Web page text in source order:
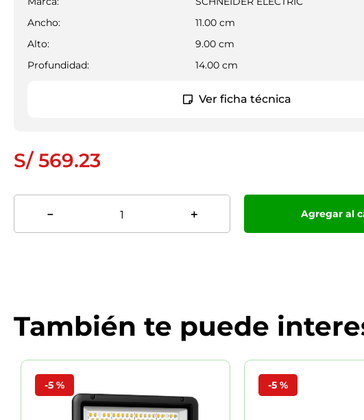
Ancho:
11.00cm
Alto:
9.00cm
Profundidad:
14.00cm
Ver ficha técnica
S/ 569.23
＋
－ Agregar al
También te puede
-5 % -5 %